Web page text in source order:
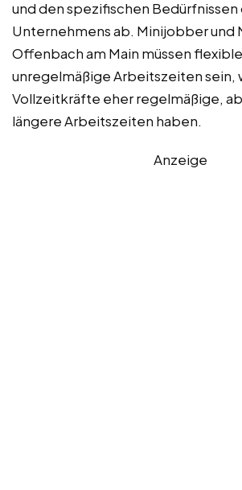
und den spezifischen Bedürfnissen
Unternehmens ab. Minijobber und
Offenbach am Main müssen
unregelmäßige Arbeitszeiten sein,
Vollzeitkräfte eher regelmäßige,
längere Arbeitszeiten haben.
Anzeige